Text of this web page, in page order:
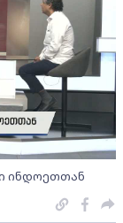
ინდოეთთან